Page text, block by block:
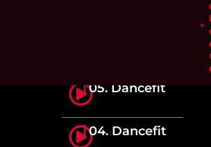
05. Dancefit
04. Dancefit